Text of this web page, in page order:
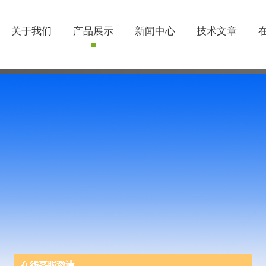
关于我们 产品展示 新闻中心 技术文章